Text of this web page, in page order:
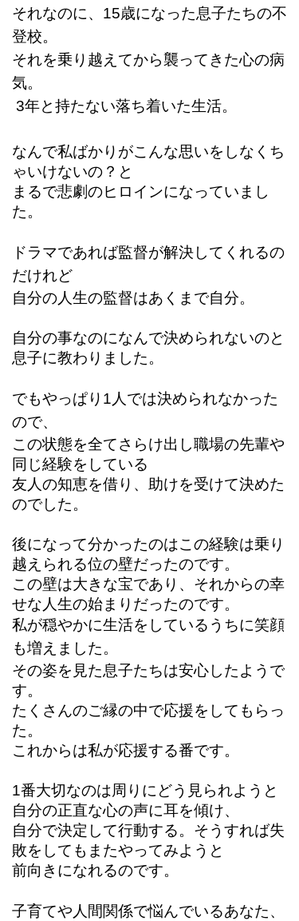
それなのに、15歳になった息子たちの不
登校。
それを乗り越えてから襲ってきた心の病
気。
3年と持たない落ち着いた生活。
なんで私ばかりがこんな思いをしなくち
ゃいけないの？と
まるで悲劇のヒロインになっていまし
た。
ドラマであれば監督が解決してくれるの
だけれど
自分の人生の監督はあくまで自分。
自分の事なのになんで決められないのと
息子に教わりました。
でもやっぱり1人では決められなかった
ので、
この状態を全てさらけ出し職場の先輩や
同じ経験をしている
友人の知恵を借り、助けを受けて決めた
のでした。
後になって分かったのはこの経験は乗り
越えられる位の壁だったのです。
この壁は大きな宝であり、それからの幸
せな人生の始まりだったのです。
私が穏やかに生活をしているうちに笑顔
も増えました。
その姿を見た息子たちは安心したようで
す。
たくさんのご縁の中で応援をしてもらっ
た。
これからは私が応援する番です。
1番大切なのは周りにどう見られようと
自分の正直な心の声に耳を傾け、
自分で決定して行動する。そうすれば失
敗をしてもまたやってみようと
前向きになれるのです。
子育てや人間関係で悩んでいるあなた、